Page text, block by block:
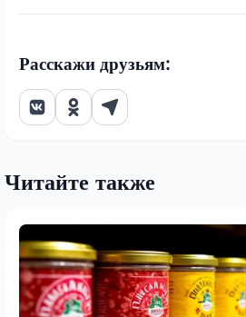
Расскажи друзьям:
Читайте также